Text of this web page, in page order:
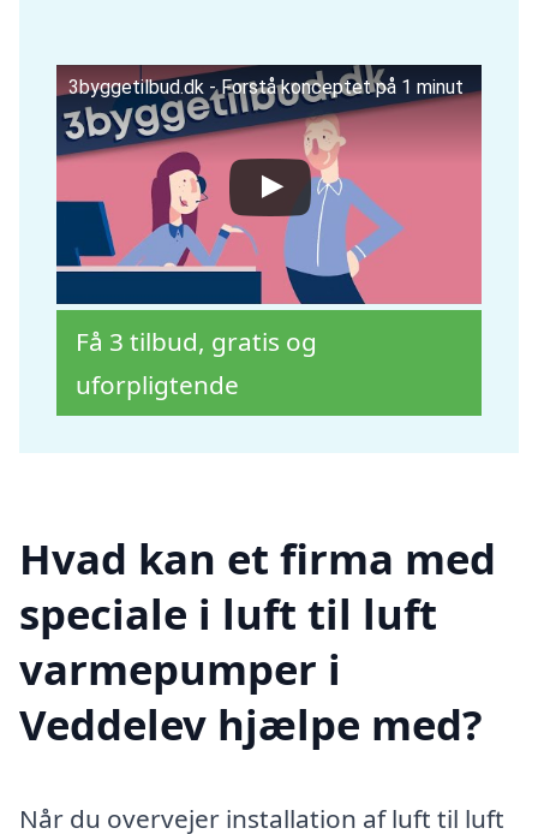
3byggetilbud.dk - Forstå konceptet på 1 minut
Få 3 tilbud, gratis og
uforpligtende
Hvad kan et firma med
speciale i luft til luft
varmepumper i
Veddelev hjælpe med?
Når du overvejer installation af luft til luft